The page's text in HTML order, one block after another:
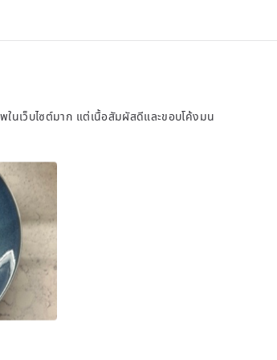
ในเว็บไซต์มาก แต่เนื้อสัมผัสดีและขอบโค้งมน